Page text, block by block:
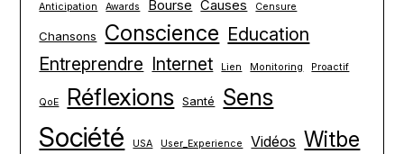
Anticipation Awards Bourse Causes Censure
Chansons Conscience Education
Entreprendre Internet Lien Monitoring Proactif
QoE Réflexions Santé Sens
Société USA User_Experience Vidéos Witbe